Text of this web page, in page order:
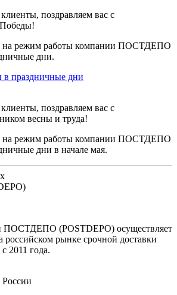
поздравляем вас с
на режим работы компании ПОСТДЕПО
дни.
в праздничные дни
поздравляем вас с
весны и труда!
на режим работы компании ПОСТДЕПО
дни в начале мая.
ПОСТДЕПО (POSTDEPO) осуществляет
российском рынке срочной доставки
2011 года.